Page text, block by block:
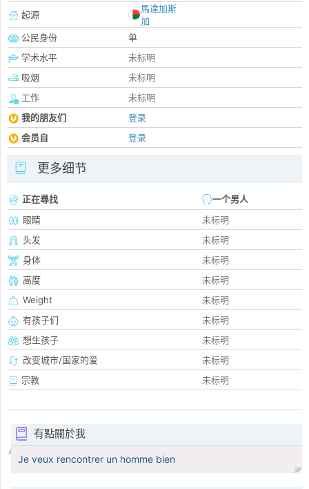
起源
馬達加斯
加
公民身份
单
学术水平
未标明
吸烟
未标明
工作
未标明
我的朋友们
登录
会员自
登录
更多细节
正在尋找
一个男人
眼睛
未标明
头发
未标明
身体
未标明
高度
未标明
Weight
未标明
有孩子们
未标明
想生孩子
未标明
改变城市/国家的爱
未标明
宗教
未标明
有點關於我
Je veux rencontrer un homme bien